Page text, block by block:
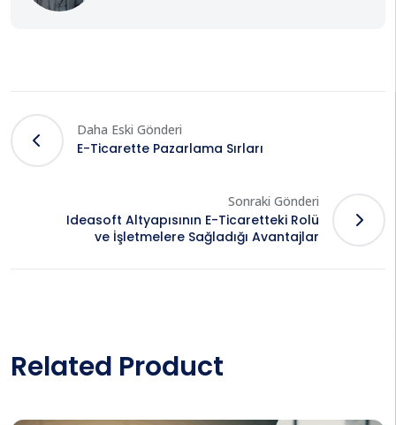
Daha Eski Gönderi
E-Ticarette Pazarlama Sırları
Sonraki Gönderi
Ideasoft Altyapısının E-Ticaretteki Rolü
ve İşletmelere Sağladığı Avantajlar
Related Product